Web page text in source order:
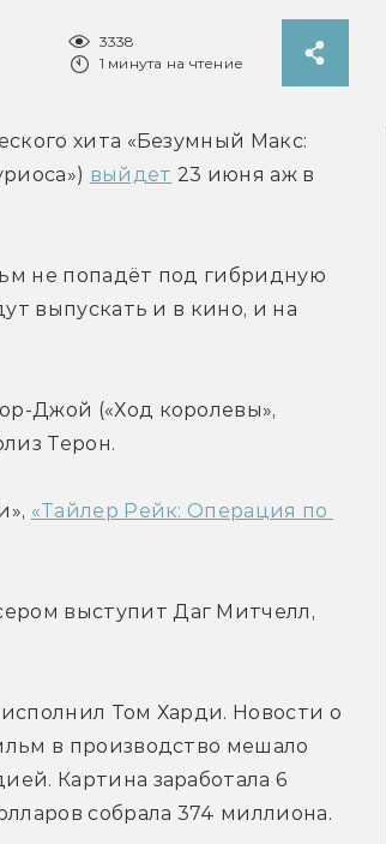
3338
1 минута на чтение
хита «Безумный Макс:
выйдет 23 июня аж в
не попадёт под гибридную
выпускать и в кино, и на
Джой («Ход королевы»,
Терон.
«Тайлер Рейк: Операция по
выступит Даг Митчелл,
исполнил Том Харди. Новости о
в производство мешало
Картина заработала 6
собрала 374 миллиона.